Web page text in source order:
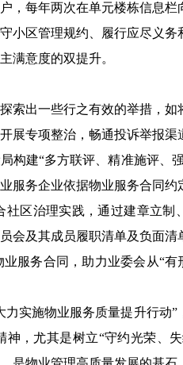
，每年两次在单元楼栋信息栏
小区管理规约、履行应尽义务
满意度的双提升。
索出一些行之有效的举措，如
展专项整治，畅通投诉举报渠
构建“多方联评、精准施评、
服务企业依据物业服务合同约
区治理实践，通过建章立制
会及其成员履职清单及负面清
服务合同，助力业委会从“有
力实施物业服务质量提升行动”
，尤其是树立“守约光荣、